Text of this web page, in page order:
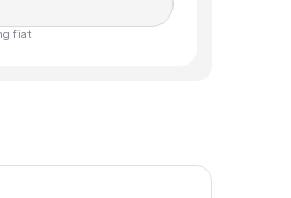
fiat